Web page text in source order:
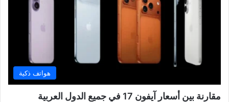
هواتف ذكية
مقارنة بين أسعار آيفون 17 في جميع الدول العربية